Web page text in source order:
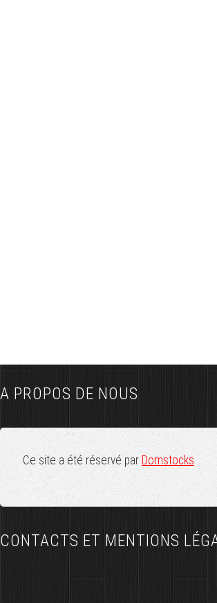
A PROPOS DE NOUS
Ce site a été réservé par Domstocks
CONTACTS ET MENTIONS